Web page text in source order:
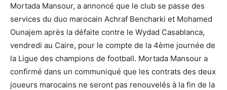
Mortada Mansour, a annoncé que le club se passe des
services du duo marocain Achraf Bencharki et Mohamed
Ounajem après la défaite contre le Wydad Casablanca,
vendredi au Caire, pour le compte de la 4ème journée de
la Ligue des champions de football. Mortada Mansour a
confirmé dans un communiqué que les contrats des deux
joueurs marocains ne seront pas renouvelés à la fin de la